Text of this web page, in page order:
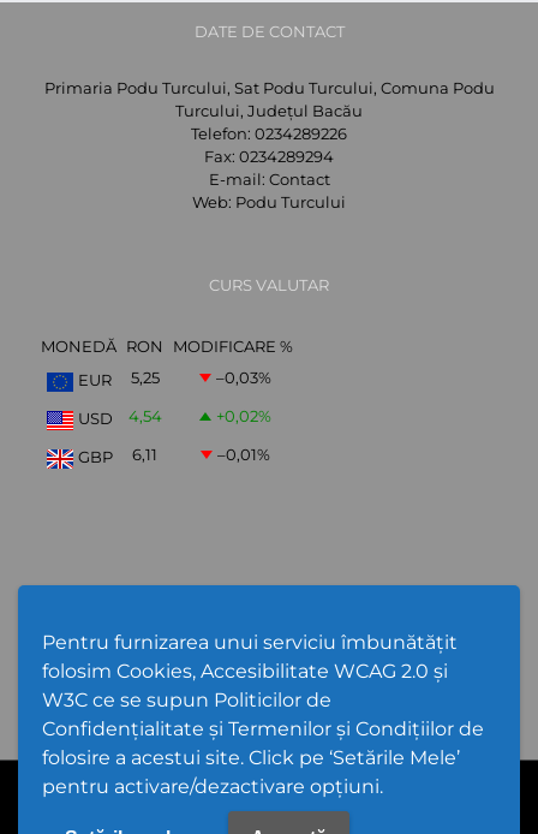
Pentru furnizarea unui serviciu îmbunătățit
folosim Cookies, Accesibilitate WCAG 2.0 și
W3C ce se supun Politicilor de
Confidențialitate și Termenilor și Condițiilor de
folosire a acestui site. Click pe ‘Setările Mele’
pentru activare/dezactivare opțiuni.
DATE DE CONTACT
Primaria Podu Turcului, Sat Podu Turcului, Comuna Podu
Turcului, Județul Bacău
Telefon: 0234289226
Fax: 0234289294
E-mail: Contact
Web: Podu Turcului
CURS VALUTAR
MONEDĂ RON
MODIFICARE %
EUR
5,25 –0,03%
USD 4,54 +0,02%
GBP 6,11 –0,01%
PPW @ 2026 |Hartă Website|Setări Cookies și Accesibilitate
Politică de utilizare Cookies|Politică de confidențialitate site